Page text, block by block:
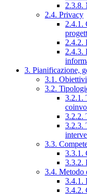
2.3.8.
2.4. Privacy
2.4.1.
2.4.2.
2.4.3.
3. Pianificazione,
3.1.
3.2.
3.2.1.
3.2.2.
3.2.3.
3.3.
3.3.1.
3.3.2.
3.4. Metodo
3.4.1.
3.4.2.